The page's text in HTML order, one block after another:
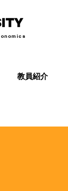
教員紹介